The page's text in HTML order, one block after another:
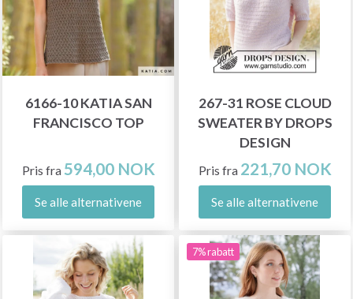
6166-10 KATIA SAN
FRANCISCO TOP
Pris fra 594,00 NOK
Se alle alternativene
267-31 ROSE CLOUD
SWEATER BY DROPS
DESIGN
Pris fra 221,70 NOK
Se alle alternativene
7% rabatt